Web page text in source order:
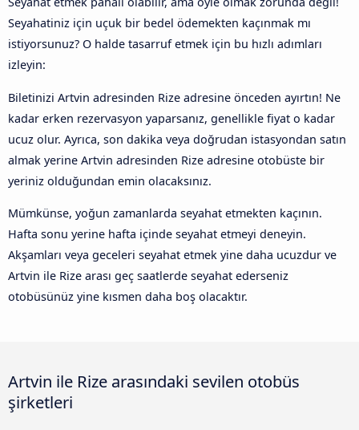
Seyahatiniz için uçuk bir bedel ödemekten kaçınmak mı
istiyorsunuz? O halde tasarruf etmek için bu hızlı adımları
izleyin:
Biletinizi Artvin adresinden Rize adresine önceden ayırtın! Ne
kadar erken rezervasyon yaparsanız, genellikle fiyat o kadar
ucuz olur. Ayrıca, son dakika veya doğrudan istasyondan satın
almak yerine Artvin adresinden Rize adresine otobüste bir
yeriniz olduğundan emin olacaksınız.
Mümkünse, yoğun zamanlarda seyahat etmekten kaçının.
Hafta sonu yerine hafta içinde seyahat etmeyi deneyin.
Akşamları veya geceleri seyahat etmek yine daha ucuzdur ve
Artvin ile Rize arası geç saatlerde seyahat ederseniz
otobüsünüz yine kısmen daha boş olacaktır.
Artvin ile Rize arasındaki sevilen otobüs
şirketleri